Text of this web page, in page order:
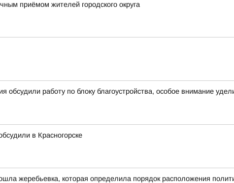
приёмом жителей городского округа
работу по блоку благоустройства, особое внимание
в Красногорске
жеребьевка, которая определила порядок расположения